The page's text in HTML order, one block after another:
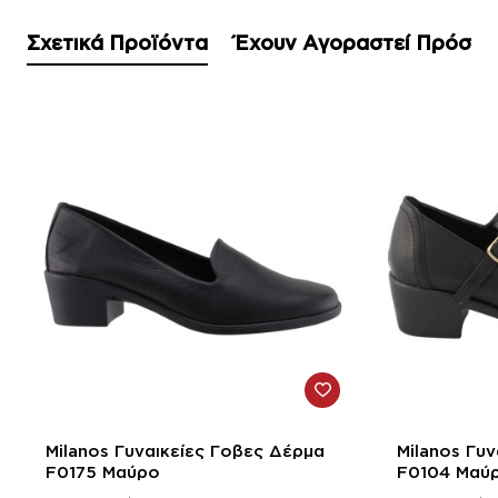
Σχετικά Προϊόντα Έχουν Αγοραστεί
-50%
Milanos Γυναικείες Γοβες Δέρμα
F0175 Μαύρο
-50%
Milanos
F0104